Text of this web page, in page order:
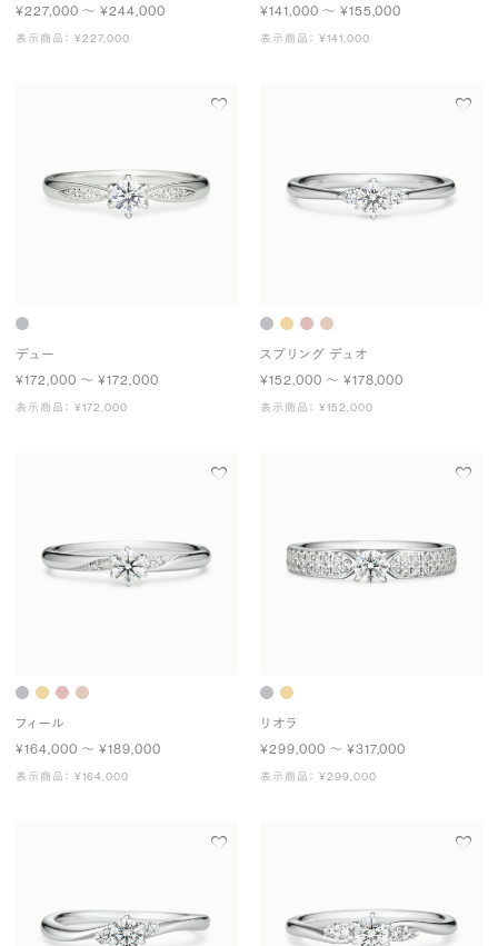
¥227,000 〜 ¥244,000
表示商品： ¥227,000
¥141,000 〜 ¥155,000
表示商品： ¥141,000
デュー
¥172,000 〜 ¥172,000
表示商品： ¥172,000
スプリング デュオ
¥152,000 〜 ¥178,000
表示商品： ¥152,000
フィール
¥164,000 〜 ¥189,000
表示商品： ¥164,000
リオラ
¥299,000 〜 ¥317,000
表示商品： ¥299,000